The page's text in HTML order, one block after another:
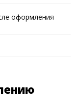
оформления